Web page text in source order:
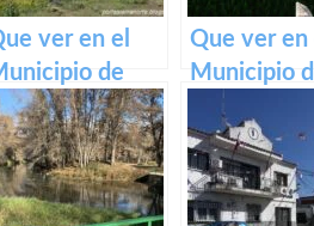
ver en el
de
de las
en Castilla
Mancha
Que ver en
Municipio
Naharro en
Castilla La
Mancha